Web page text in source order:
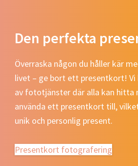
Den perfekta
Överraska någon du håller kär
livet – ge bort ett presentkort!
av fototjänster där alla kan
använda ett presentkort till,
unik och personlig present.
Presentkort fotografering